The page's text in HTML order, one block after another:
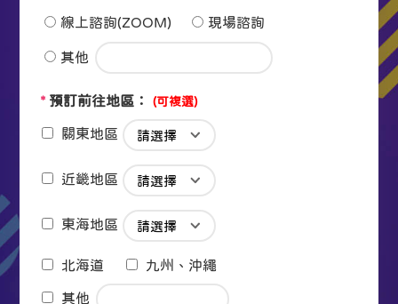
線上諮詢(ZOOM) 現場諮詢
其他
* 預訂前往地區： (可複選)
關東地區
近畿地區
東海地區
北海道 九州、沖繩
其他